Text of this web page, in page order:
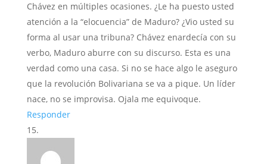
Chávez en múltiples ocasiones. ¿Le ha puesto usted
atención a la “elocuencia” de Maduro? ¿Vio usted su
forma al usar una tribuna? Chávez enardecía con su
verbo, Maduro aburre con su discurso. Esta es una
verdad como una casa. Si no se hace algo le aseguro
que la revolución Bolivariana se va a pique. Un líder
nace, no se improvisa. Ojala me equivoque.
Responder